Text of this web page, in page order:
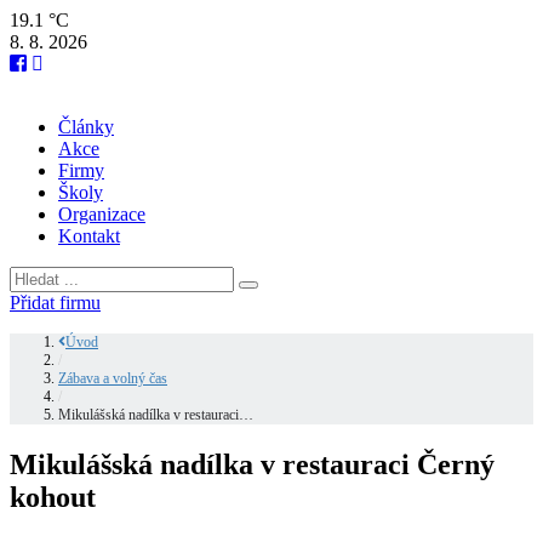
19.1 °C
8. 8. 2026
Články
Akce
Firmy
Školy
Organizace
Kontakt
Přidat firmu
Úvod
Zábava a volný čas
Mikulášská nadílka v restauraci…
Mikulášská nadílka v restauraci Černý
kohout